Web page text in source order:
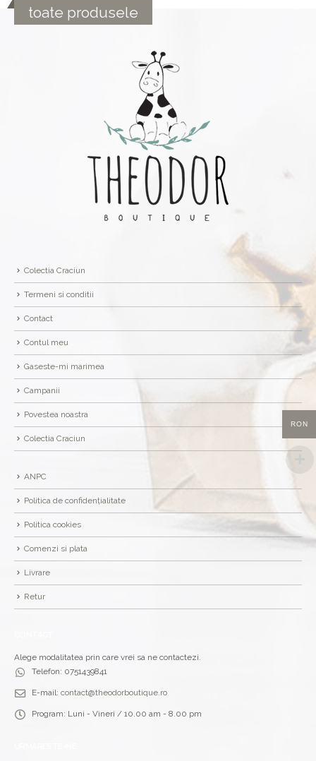
toate produsele
Colectia Craciun
Termeni si conditii
Contact
Contul meu
Gaseste-mi marimea
Campanii
Povestea noastra
Colectia Craciun
ANPC
Politica de confidențialitate
Politica cookies
Comenzi si plata
Livrare
Retur
Alege modalitatea prin care vrei sa ne contactezi.
Telefon: 0751439841
E-mail: contact@theodorboutique.ro
Program: Luni - Vineri / 10.00 am - 8.00 pm
RON